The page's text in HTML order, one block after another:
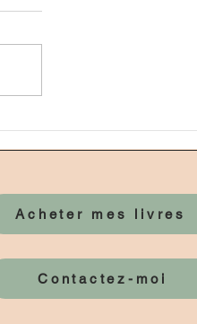
Acheter mes livres
Contactez-moi